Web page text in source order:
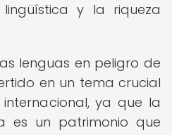
y la riqueza
lenguas en peligro de
en un tema crucial
ya que la
es un patrimonio que